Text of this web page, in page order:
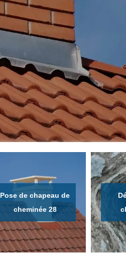
Pose de chapeau de
cheminée 28